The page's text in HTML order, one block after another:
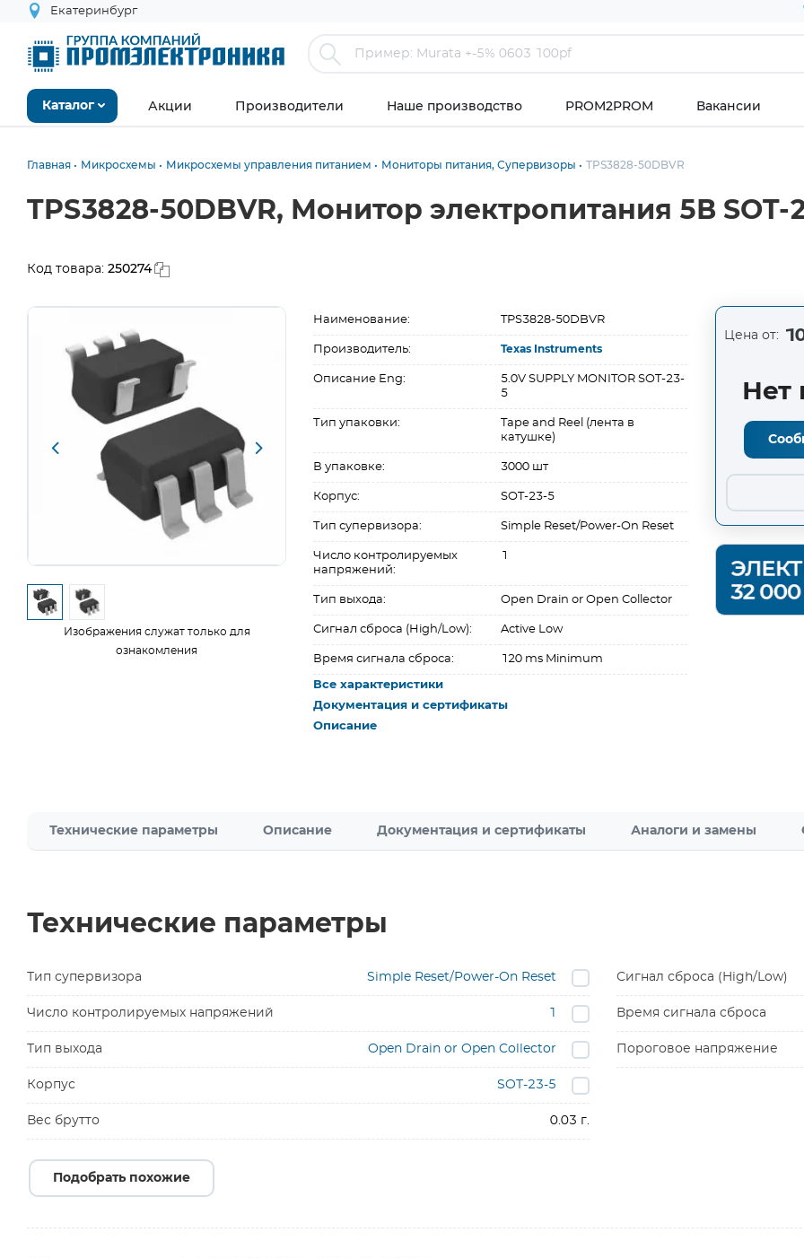
Екатеринбург
Каталог Акции Производители Наше производство PROM2PROM Вакансии
Главная Микросхемы Микросхемы управления питанием Мониторы питания, Супервизоры TPS3828-50DBVR
TPS3828-50DBVR, Монитор электропитания 5В SOT-
Код товара: 250274
Изображения служат только для
ознакомления
Наименование: TPS3828-50DBVR
Производитель: Texas Instruments
Описание Eng:
5.0V SUPPLY MONITOR SOT-23-
5
Тип упаковки:
Tape and Reel (лента в
катушке)
В упаковке: 3000 шт
Корпус: SOT-23-5
Тип супервизора: Simple Reset/Power-On Reset
Число контролируемых
напряжений:
1
Тип выхода: Open Drain or Open Collector
Сигнал сброса (High/Low): Active Low
Время сигнала сброса: 120 ms Minimum
Все характеристики
Документация и сертификаты
Описание
Цена от:
Нет
Технические параметры Описание Документация и сертификаты Аналоги и замены
Технические параметры
Тип супервизора Simple Reset/Power-On Reset
Число контролируемых напряжений
Тип выхода Open Drain or Open Collector
Сигнал сброса (High/Low)
Время сигнала сброса
Пороговое напряжение
Корпус SOT-23-5
Вес брутто 0.03 г.
Подобрать похожие